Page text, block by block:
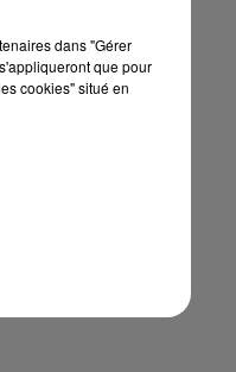
dans "Gérer
que pour
cookies" situé en